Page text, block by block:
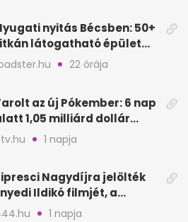
nyitás Bécsben: 50+
látogatható épület
meg
22 órája
az új Pókember: 6 nap
1,05 milliárd dollár
1 napja
Nagydíjra jelölték
Ildikó filmjét, a
barátot
1 napja